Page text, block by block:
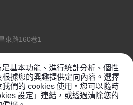
東路160巷1
鉦維塑膠工業有限公司
基本功能、進行統計分析、個性
據您的興趣提供定向內容。選擇
我們的 cookies 使用。您可以隨時
設定」連結，或透過清除您的